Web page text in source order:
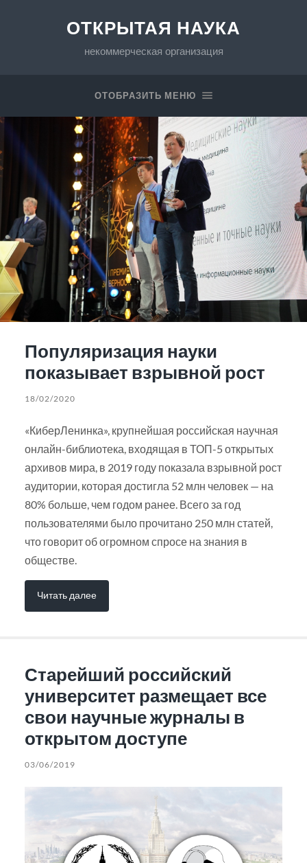
ОТКРЫТАЯ НАУКА
некоммерческая организация
ОТОБРАЗИТЬ МЕНЮ
Популяризация науки
показывает взрывной рост
18/02/2020
«КиберЛенинка», крупнейшая российская научная
онлайн-библиотека, входящая в ТОП-5 открытых
архивов мира, в 2019 году показала взрывной рост
аудитории, которая достигла 52 млн человек — на
80% больше, чем годом ранее. Всего за год
пользователями было прочитано 250 млн статей,
что говорит об огромном спросе на знания в
обществе.
Читать далее
Старейший российский
университет размещает все
свои научные журналы в
открытом доступе
03/06/2019